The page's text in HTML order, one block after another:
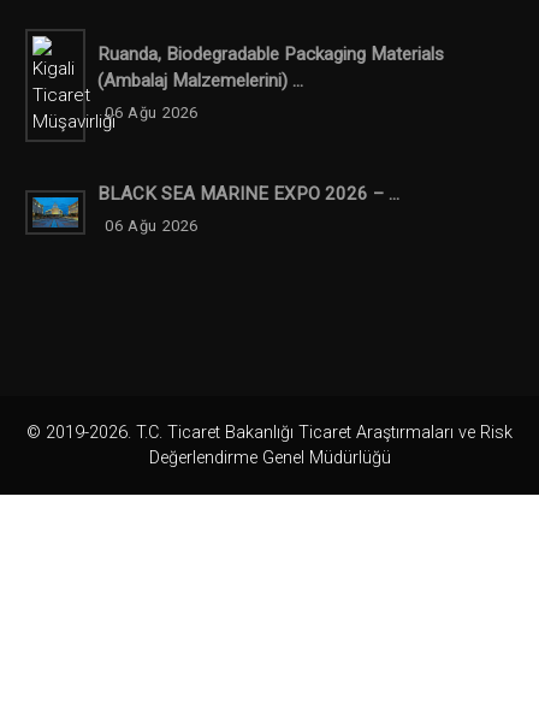
Ruanda, Biodegradable Packaging Materials
(ambalaj Malzemelerini) ...
06 Ağu 2026
BLACK SEA MARINE EXPO 2026 – ...
06 Ağu 2026
© 2019-2026. T.C. Ticaret Bakanlığı Ticaret Araştırmaları ve Risk
Değerlendirme Genel Müdürlüğü